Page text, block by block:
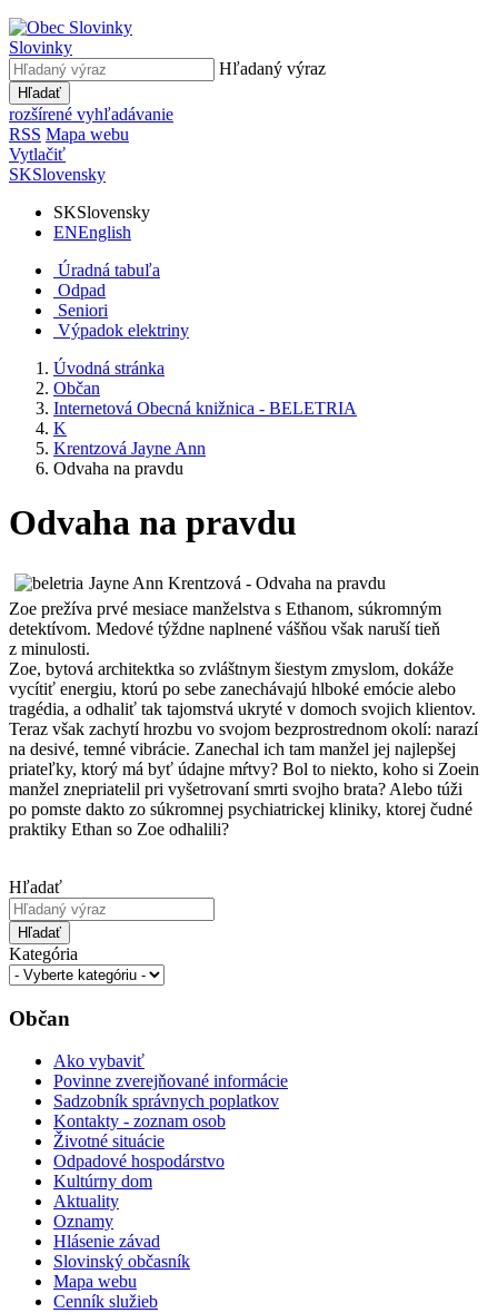
Slovinky
Hľadaný výraz
Hľadať
rozšírené vyhľadávanie
RSS Mapa webu
Vytlačiť
SKSlovensky
SKSlovensky
ENEnglish
Úradná tabuľa
Odpad
Seniori
Výpadok elektriny
Úvodná stránka
Občan
Internetová Obecná knižnica - BELETRIA
K
Krentzová Jayne Ann
Odvaha na pravdu
Odvaha na pravdu
Jayne Ann Krentzová - Odvaha na pravdu
Zoe prežíva prvé mesiace manželstva s Ethanom, súkromným
detektívom. Medové týždne naplnené vášňou však naruší tieň
z minulosti.
Zoe, bytová architektka so zvláštnym šiestym zmyslom, dokáže
vycítiť energiu, ktorú po sebe zanechávajú hlboké emócie alebo
tragédia, a odhaliť tak tajomstvá ukryté v domoch svojich klientov.
Teraz však zachytí hrozbu vo svojom bezprostrednom okolí: narazí
na desivé, temné vibrácie. Zanechal ich tam manžel jej najlepšej
priateľky, ktorý má byť údajne mŕtvy? Bol to niekto, koho si Zoein
manžel znepriatelil pri vyšetrovaní smrti svojho brata? Alebo túži
po pomste dakto zo súkromnej psychiatrickej kliniky, ktorej čudné
praktiky Ethan so Zoe odhalili?
Hľadať
Hľadať
Kategória
Občan
Ako vybaviť
Povinne zverejňované informácie
Sadzobník správnych poplatkov
Kontakty - zoznam osob
Životné situácie
Odpadové hospodárstvo
Kultúrny dom
Aktuality
Oznamy
Hlásenie závad
Slovinský občasník
Mapa webu
Cenník služieb